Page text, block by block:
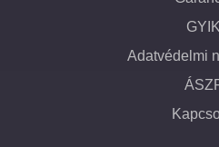
GYIK
Adatvédelmi